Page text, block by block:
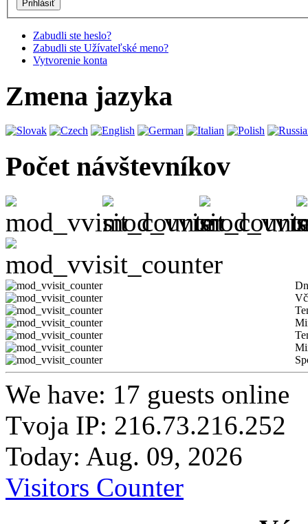
Zabudli ste heslo?
Zabudli ste Užívateľské meno?
Vytvorenie konta
Zmena jazyka
Počet návštevníkov
We have: 17 guests online
Tvoja IP: 216.73.216.252
Today: Aug. 09, 2026
Visitors Counter